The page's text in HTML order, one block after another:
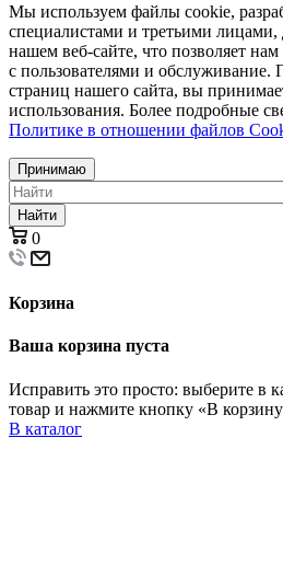
Мы используем файлы cookie,
специалистами и третьими лицами,
нашем веб-сайте, что позволяет
с пользователями и обслуживание.
страниц нашего сайта, вы
использования. Более подробные
Политике в отношении файлов
Принимаю
Найти
0
Корзина
Ваша корзина пуста
Исправить это просто: выберите в
товар и нажмите кнопку «В
В каталог